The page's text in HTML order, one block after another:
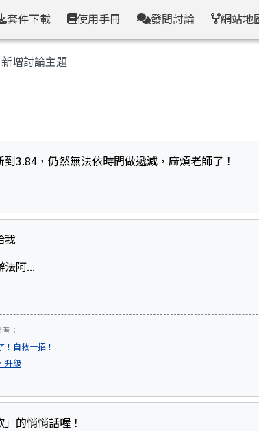
套件下載 使用手冊 發問討論 網站地
新增討論主題
3.84，仍然無法依時間做遞減，麻煩老師了！
我
法阿...
：
！自救十招！
升級
的悄悄話喔！